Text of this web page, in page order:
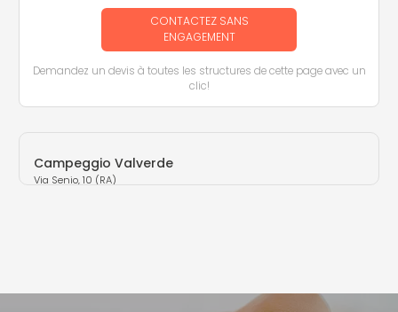
CONTACTEZ SANS
ENGAGEMENT
Demandez un devis à toutes les structures de cette page avec un
clic!
Campeggio Valverde
Via Senio, 10 (RA)